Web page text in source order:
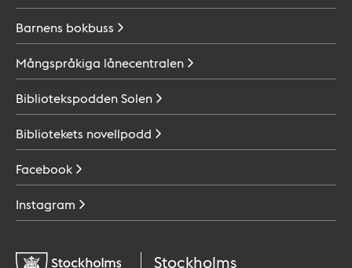
Barnens bokbuss
Mångspråkiga lånecentralen
BibliotekspoddenSolen
Bibliotekets novellpodd
Facebook
Instagram
Stockholms